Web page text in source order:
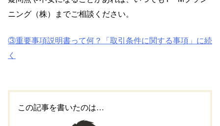
ニング（株）までご相談ください。
③重要事項説明書って何？「取引条件に関する事項」に続
く
この記事を書いたのは…